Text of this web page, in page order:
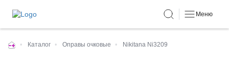
Меню
• Каталог • Оправы очковые • Nikitana Ni3209